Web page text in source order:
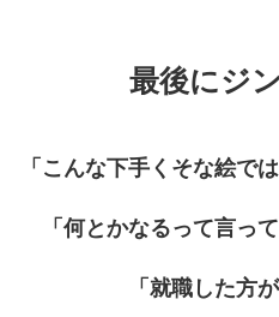
最後にジ
「こんな下手くそな絵で
「何とかなるって言っ
「就職した方